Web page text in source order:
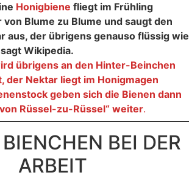
Honigbiene fliegt im Frühling
von Blume zu Blume und saugt den
aus, der übrigens genauso flüssig wie
Wikipedia.
übrigens an den Hinter-Beinchen
der Nektar liegt im Honigmagen
geben sich die Bienen dann
Rüssel-zu-Rüssel“ weiter.
BEI DER
ARBEIT